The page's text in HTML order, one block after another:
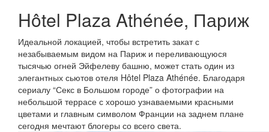
Hôtel Plaza Athénée, Париж
Идеальной локацией, чтобы встретить закат с
незабываемым видом на Париж и переливающуюся
тысячью огней Эйфелеву башню, может стать один из
элегантных сьютов отеля Hôtel Plaza Athénée. Благодаря
сериалу “Секс в Большом городе” о фотографии на
небольшой террасе с хорошо узнаваемыми красными
цветами и главным символом Франции на заднем плане
сегодня мечтают блогеры со всего света.